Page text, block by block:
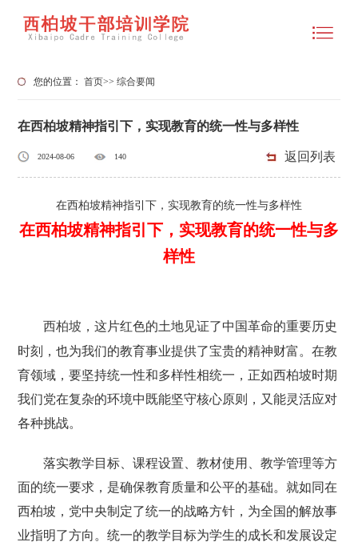
您的位置：首页>>综合要闻
在西柏坡精神指引下，实现教育的统一性与多样性
2024-08-06 140 返回列表
在西柏坡精神指引下，实现教育的统一性与多样性
在西柏坡精神指引下，实现教育的统一性与多
样性
西柏坡 ，这片红色的土地见证了中国革命的重要历史
时刻，也为我们的教育事业提供了宝贵的精神财富。在教
育领域，要坚持统一性和多样性相统一，正如西柏坡时期
我们党在复杂的环境中既能坚守核心原则，又能灵活应对
各种挑战。
落实教学目标、课程设置、教材使用、教学管理等方
面的统一要求，是确保教育质量和公平的基础。就如同在
西柏坡，党中央制定了统一的战略方针，为全国的解放事
业指明了方向。统一的教学目标为学生的成长和发展设定